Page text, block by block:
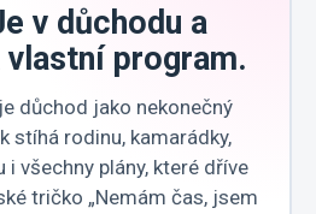
v důchodu a
vlastní program.
důchod jako nekonečný
stíhá rodinu, kamarádky,
i všechny plány, které dříve
tričko „Nemám čas, jsem